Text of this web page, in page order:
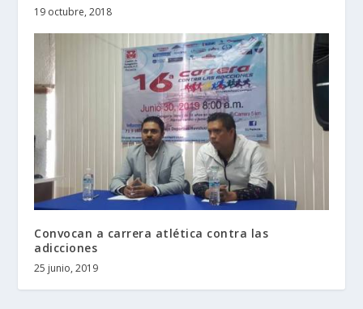
19 octubre, 2018
Convocan a carrera atlética contra las
adicciones
25 junio, 2019